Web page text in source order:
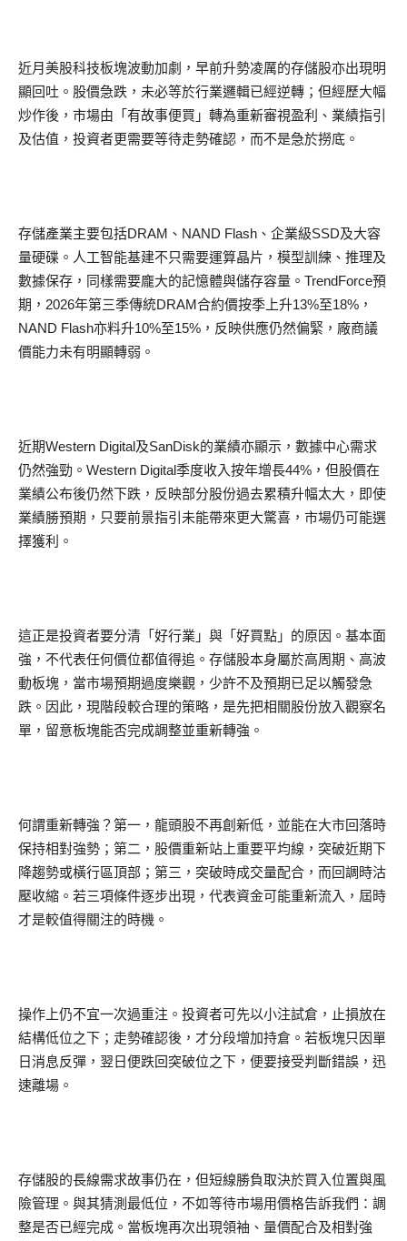
近月美股科技板塊波動加劇，早前升勢凌厲的存儲股亦出現明
顯回吐。股價急跌，未必等於行業邏輯已經逆轉；但經歷大幅
炒作後，市場由「有故事便買」轉為重新審視盈利、業績指引
及估值，投資者更需要等待走勢確認，而不是急於撈底。
存儲產業主要包括DRAM、NAND Flash、企業級SSD及大容
量硬碟。人工智能基建不只需要運算晶片，模型訓練、推理及
數據保存，同樣需要龐大的記憶體與儲存容量。TrendForce預
期，2026年第三季傳統DRAM合約價按季上升13%至18%，
NAND Flash亦料升10%至15%，反映供應仍然偏緊，廠商議
價能力未有明顯轉弱。
近期Western Digital及SanDisk的業績亦顯示，數據中心需求
仍然強勁。Western Digital季度收入按年增長44%，但股價在
業績公布後仍然下跌，反映部分股份過去累積升幅太大，即使
業績勝預期，只要前景指引未能帶來更大驚喜，市場仍可能選
擇獲利。
這正是投資者要分清「好行業」與「好買點」的原因。基本面
強，不代表任何價位都值得追。存儲股本身屬於高周期、高波
動板塊，當市場預期過度樂觀，少許不及預期已足以觸發急
跌。因此，現階段較合理的策略，是先把相關股份放入觀察名
單，留意板塊能否完成調整並重新轉強。
何謂重新轉強？第一，龍頭股不再創新低，並能在大市回落時
保持相對強勢；第二，股價重新站上重要平均線，突破近期下
降趨勢或橫行區頂部；第三，突破時成交量配合，而回調時沽
壓收縮。若三項條件逐步出現，代表資金可能重新流入，屆時
才是較值得關注的時機。
操作上仍不宜一次過重注。投資者可先以小注試倉，止損放在
結構低位之下；走勢確認後，才分段增加持倉。若板塊只因單
日消息反彈，翌日便跌回突破位之下，便要接受判斷錯誤，迅
速離場。
存儲股的長線需求故事仍在，但短線勝負取決於買入位置與風
險管理。與其猜測最低位，不如等待市場用價格告訴我們：調
整是否已經完成。當板塊再次出現領袖、量價配合及相對強